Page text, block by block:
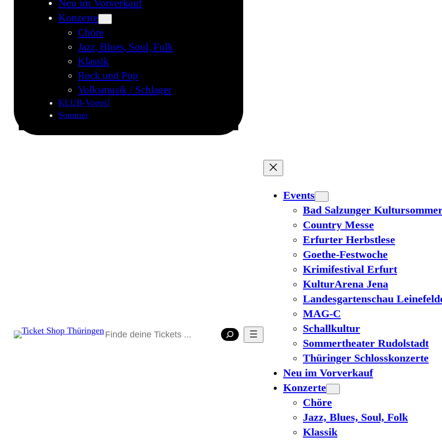
Neu im Vorverkauf
Konzerte
Chöre
Jazz, Blues, Soul, Folk
Klassik
Rock und Pop
Volksmusik / Schlager
KLUB-Vorteil
Sommer
Suchen
Events
Bad Salzunger
Country Messe
Erfurter Herbstlese
Goethe-Festwoche
Krimifestival Erfurt
KulturArena Jena
Landesgartenschau
MAG-C
Schallkultur
Sommertheater Rudolstadt
Thüringer Schlosskonzerte
Neu im Vorverkauf
Konzerte
Chöre
Jazz, Blues, Soul, Folk
Klassik